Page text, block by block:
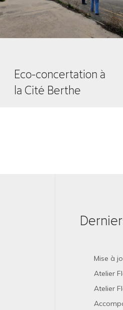
Eco-concertation à
la Cité Berthe
Mise à
Atelier
Atelier